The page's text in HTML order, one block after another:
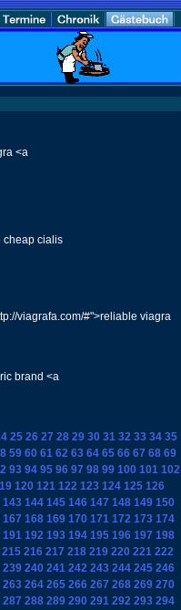
<a
cheap cialis
viagrafa.com/#">reliable viagra
brand <a
25 26 27 28 29 30 31 32 33 34 35
59 60 61 62 63 64 65 66 67 68 69
93 94 95 96 97 98 99 100 101 102
120 121 122 123 124 125 126
143 144 145 146 147 148 149 150
167 168 169 170 171 172 173 174
191 192 193 194 195 196 197 198
215 216 217 218 219 220 221 222
239 240 241 242 243 244 245 246
263 264 265 266 267 268 269 270
287 288 289 290 291 292 293 294